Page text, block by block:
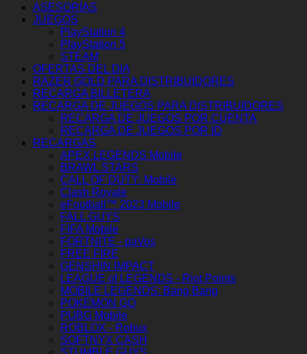
ASESORÍAS
JUEGOS
PlayStation 4
PlayStation 5
STEAM
OFERTAS DEL DIA
RAZER GOLD PARA DISTRIBUIDORES
RECARGA BILLETERA
RECARGA DE JUEGOS PARA DISTRIBUIDORES
RECARGA DE JUEGOS POR CUENTA
RECARGA DE JUEGOS POR ID
RECARGAS
APEX LEGENDS Mobile
BRAWL STARS
CALL OF DUTY: Mobile
Clash Royale
eFootball™ 2023 Mobile
FALL GUYS
FIFA Mobile
FORTNITE - paVos
FREE FIRE
GENSHIN IMPACT
LEAGUE of LEGENDS - Riot Points
MOBILE LEGENDS: Bang Bang
POKÉMON GO
PUBG Mobile
ROBLOX - Robux
SOFTNYX CASH